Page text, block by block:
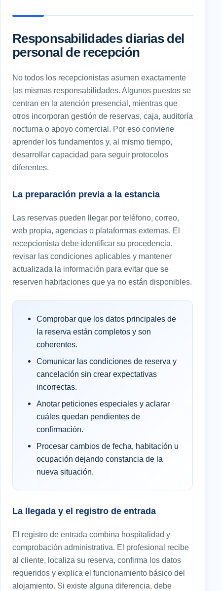
Responsabilidades diarias del
personal de recepción
No todos los recepcionistas asumen exactamente
las mismas responsabilidades. Algunos puestos se
centran en la atención presencial, mientras que
otros incorporan gestión de reservas, caja, auditoría
nocturna o apoyo comercial. Por eso conviene
aprender los fundamentos y, al mismo tiempo,
desarrollar capacidad para seguir protocolos
diferentes.
La preparación previa a la estancia
Las reservas pueden llegar por teléfono, correo,
web propia, agencias o plataformas externas. El
recepcionista debe identificar su procedencia,
revisar las condiciones aplicables y mantener
actualizada la información para evitar que se
reserven habitaciones que ya no están disponibles.
Comprobar que los datos principales de
la reserva están completos y son
coherentes.
Comunicar las condiciones de reserva y
cancelación sin crear expectativas
incorrectas.
Anotar peticiones especiales y aclarar
cuáles quedan pendientes de
confirmación.
Procesar cambios de fecha, habitación u
ocupación dejando constancia de la
nueva situación.
La llegada y el registro de entrada
El registro de entrada combina hospitalidad y
comprobación administrativa. El profesional recibe
al cliente, localiza su reserva, confirma los datos
requeridos y explica el funcionamiento básico del
alojamiento. Si existe alguna diferencia, debe